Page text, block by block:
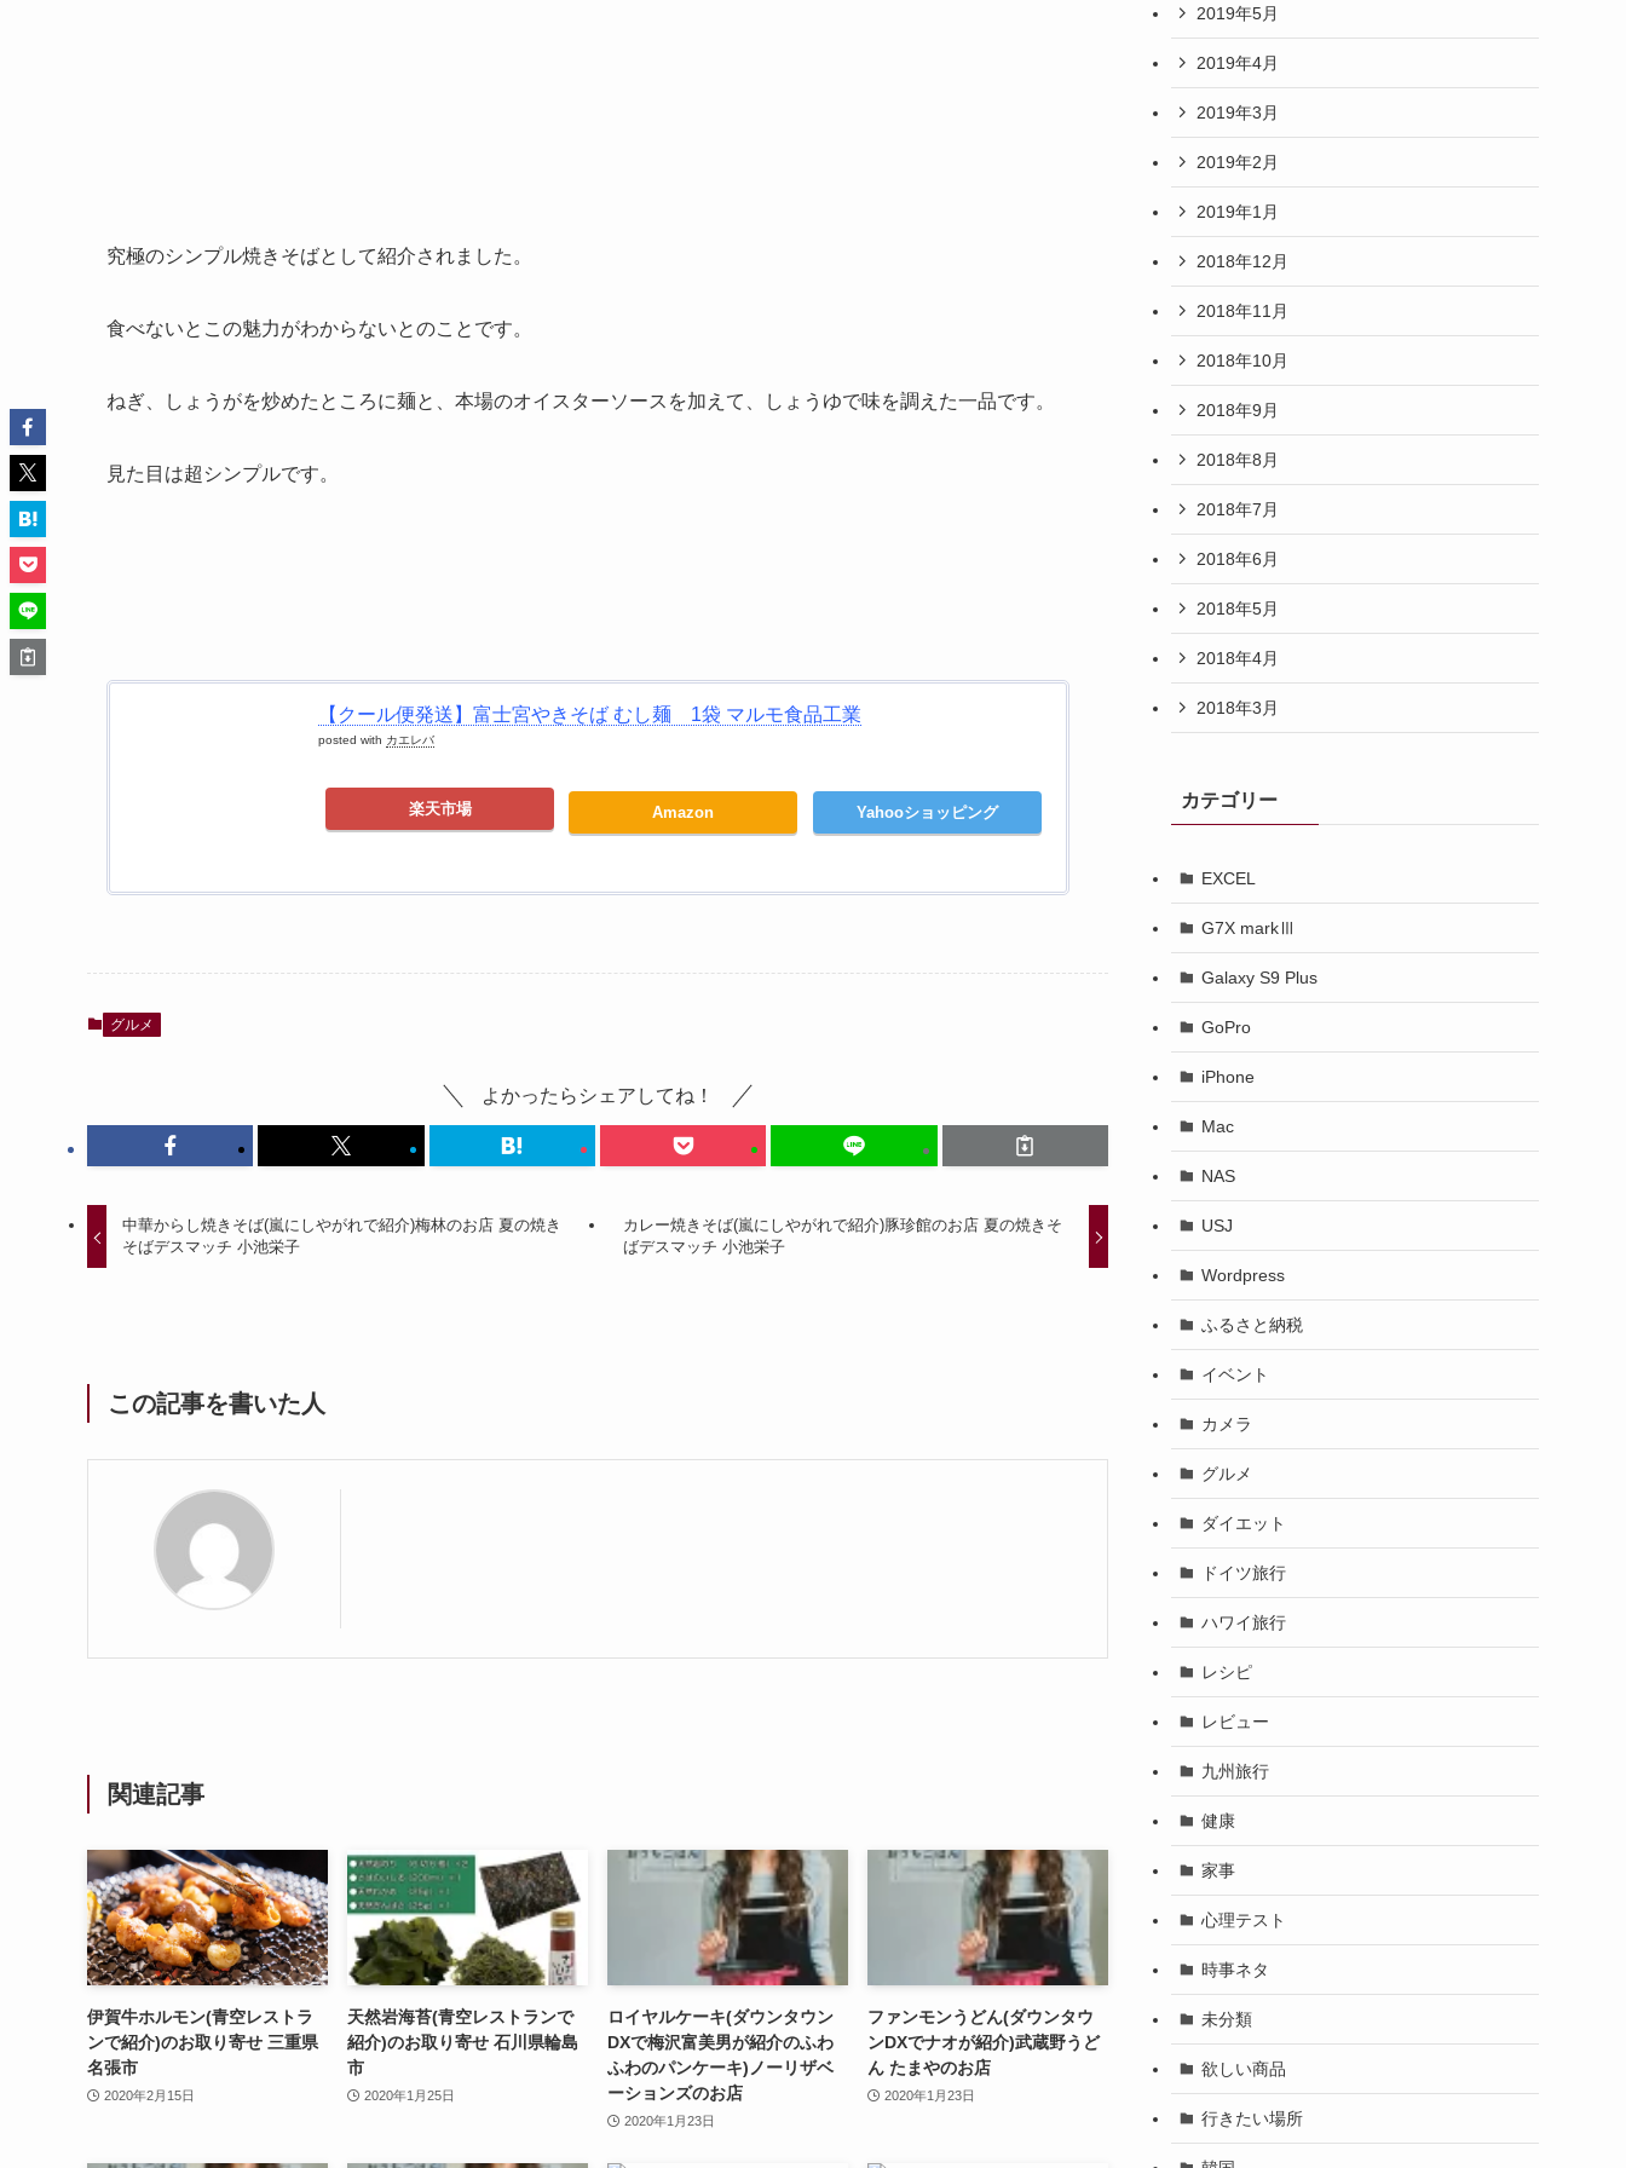
究極のシンプル焼きそばとして紹介されました。
食べないとこの魅力がわからないとのことです。
ねぎ、しょうがを炒めたところに麺と、本場のオイスターソースを加えて、しょうゆで味を調えた一品です。
見た目は超シンプルです。
【クール便発送】富士宮やきそば むし麺 1袋 マルモ食品工業
posted with カエレバ
楽天市場 Amazon Yahooショッピング
グルメ
よかったらシェアしてね！
中華からし焼きそば(嵐にしやがれで紹介)梅林のお店 夏の焼き
そばデスマッチ 小池栄子
カレー焼きそば(嵐にしやがれで紹介)豚珍館のお店 夏の焼きそ
ばデスマッチ 小池栄子
この記事を書いた人
関連記事
伊賀牛ホルモン(青空レストラ
ンで紹介)のお取り寄せ 三重県
名張市
2020年2月15日
天然岩海苔(青空レストランで
紹介)のお取り寄せ 石川県輪島
市
2020年1月25日
ロイヤルケーキ(ダウンタウン
DXで梅沢富美男が紹介のふわ
ふわのパンケーキ)ノーリザベ
ーションズのお店
2020年1月23日
ファンモンうどん(ダウンタウ
ンDXでナオが紹介)武蔵野うど
ん たまやのお店
2020年1月23日
2019年5月
2019年4月
2019年3月
2019年2月
2019年1月
2018年12月
2018年11月
2018年10月
2018年9月
2018年8月
2018年7月
2018年6月
2018年5月
2018年4月
2018年3月
カテゴリー
EXCEL
G7X markⅢ
Galaxy S9 Plus
GoPro
iPhone
Mac
NAS
USJ
Wordpress
ふるさと納税
イベント
カメラ
グルメ
ダイエット
ドイツ旅行
ハワイ旅行
レシピ
レビュー
九州旅行
健康
家事
心理テスト
時事ネタ
未分類
欲しい商品
行きたい場所